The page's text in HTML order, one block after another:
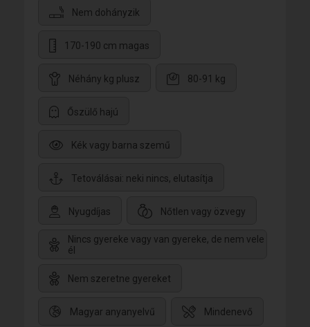
Nem dohányzik
170-190 cm magas
Néhány kg plusz 80-91 kg
Őszülő hajú
Kék vagy barna szemű
Tetoválásai: neki nincs, elutasítja
Nyugdíjas Nőtlen vagy özvegy
Nincs gyereke vagy van gyereke, de nem vele
él
Nem szeretne gyereket
Magyar anyanyelvű Mindenevő